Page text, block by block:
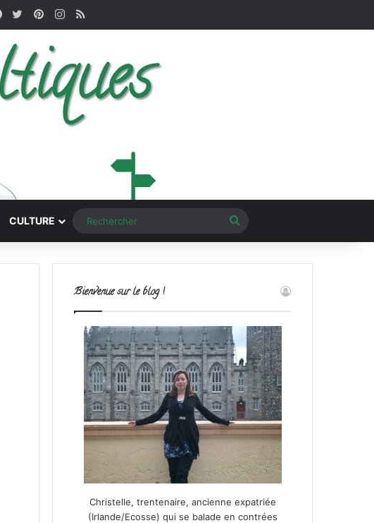
FacebookPinterestInstagram
RSS
CULTURE
Bienvenue sur le blog !
Christelle, trentenaire, ancienne expatriée
(Irlande/Ecosse) qui se balade en contrées